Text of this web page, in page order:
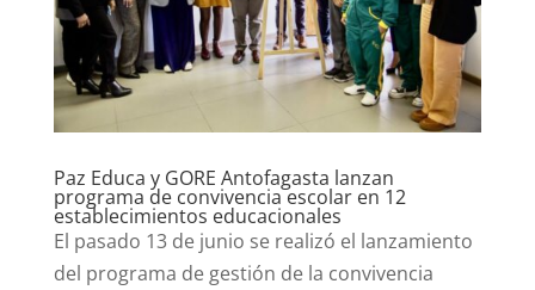
Paz Educa y GORE Antofagasta lanzan
programa de convivencia escolar en 12
establecimientos educacionales
El pasado 13 de junio se realizó el lanzamiento
del programa de gestión de la convivencia